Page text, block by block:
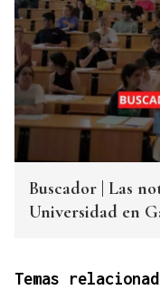
Buscador | Las
Universidad en
Temas